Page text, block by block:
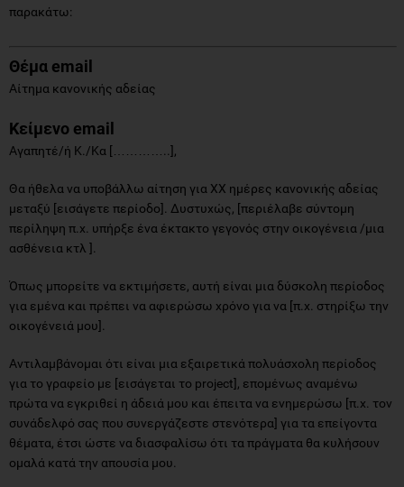
παρακάτω:
Θέμα email
Αίτημα κανονικής αδείας
Κείμενο email
Αγαπητέ/ή Κ./Κα […………..],
Θα ήθελα να υποβάλλω αίτηση για ΧΧ ημέρες κανονικής αδείας
μεταξύ [εισάγετε περίοδο]. Δυστυχώς, [περιέλαβε σύντομη
περίληψη π.χ. υπήρξε ένα έκτακτο γεγονός στην οικογένεια /μια
ασθένεια κτλ ].
Όπως μπορείτε να εκτιμήσετε, αυτή είναι μια δύσκολη περίοδος
για εμένα και πρέπει να αφιερώσω χρόνο για να [π.χ. στηρίξω την
οικογένειά μου].
Αντιλαμβάνομαι ότι είναι μια εξαιρετικά πολυάσχολη περίοδος
για το γραφείο με [εισάγεται το project], επομένως αναμένω
πρώτα να εγκριθεί η άδειά μου και έπειτα να ενημερώσω [π.χ. τον
συνάδελφό σας που συνεργάζεστε στενότερα] για τα επείγοντα
θέματα, έτσι ώστε να διασφαλίσω ότι τα πράγματα θα κυλήσουν
ομαλά κατά την απουσία μου.